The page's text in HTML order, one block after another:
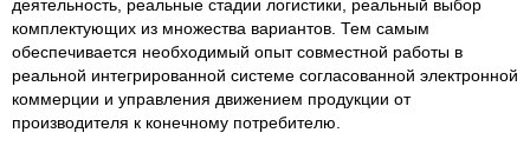
деятельность, реальные стадии логистики, реальный выбор
комплектующих из множества вариантов. Тем самым
обеспечивается необходимый опыт совместной работы в
реальной интегрированной системе согласованной электронной
коммерции и управления движением продукции от
производителя к конечному потребителю.